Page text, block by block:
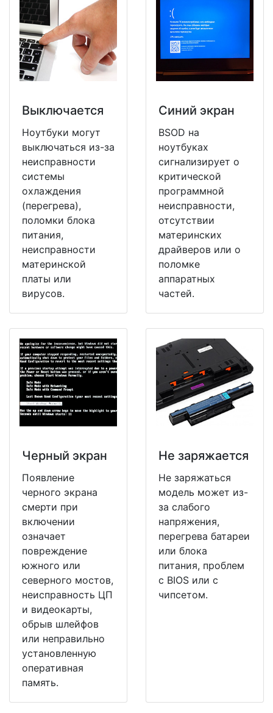
Выключается
Ноутбуки могут
выключаться из-за
неисправности
системы
охлаждения
(перегрева),
поломки блока
питания,
неисправности
материнской
платы или
вирусов.
Синий экран
BSOD на
ноутбуках
сигнализирует о
критической
программной
неисправности,
отсутствии
материнских
драйверов или о
поломке
аппаратных
частей.
Черный экран
Появление
черного экрана
смерти при
включении
означает
повреждение
южного или
северного мостов,
неисправность ЦП
и видеокарты,
обрыв шлейфов
или неправильно
установленную
оперативная
память.
Не заряжается
Не заряжаться
модель может из-
за слабого
напряжения,
перегрева батареи
или блока
питания, проблем
с BIOS или с
чипсетом.